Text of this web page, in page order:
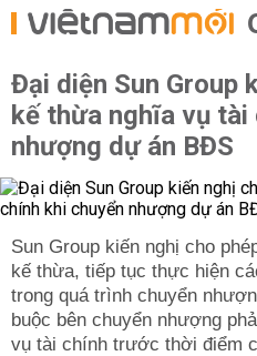
Đại diện Sun Group
kế thừa nghĩa vụ
nhượng dự án BĐS
Sun Group kiến nghị cho
kế thừa, tiếp tục thực hiện
trong quá trình chuyển
buộc bên chuyển nhượng
vụ tài chính trước thời điểm